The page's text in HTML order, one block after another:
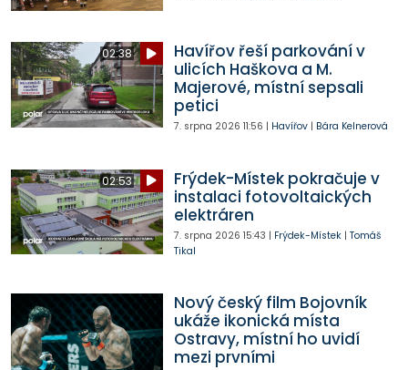
02:38
Havířov řeší parkování v
ulicích Haškova a M.
Majerové, místní sepsali
petici
7. srpna 2026 11:56 | Havířov| Bára Kelnerová
02:53
Frýdek-Místek pokračuje v
instalaci fotovoltaických
elektráren
7. srpna 2026 15:43 | Frýdek-Místek| Tomáš
Tikal
Nový český film Bojovník
ukáže ikonická místa
Ostravy, místní ho uvidí
mezi prvními